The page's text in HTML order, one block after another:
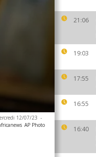
21:06
19:03
17:55
16:55
16:40
12/07/23 -
AP Photo